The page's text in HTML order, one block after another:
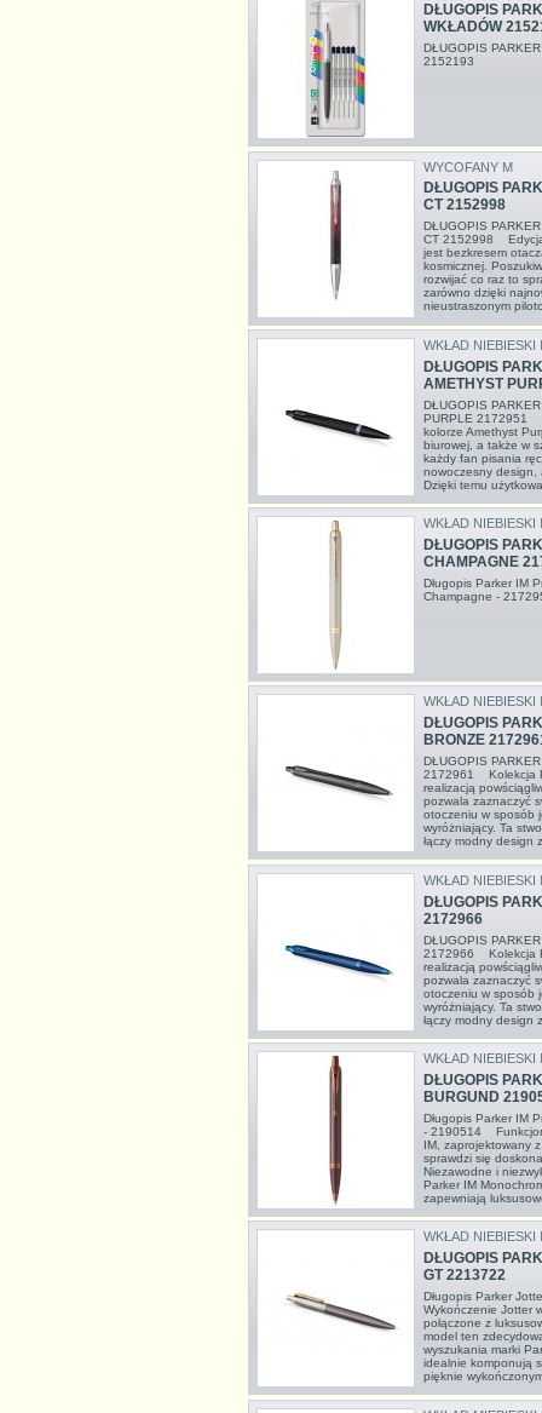
DŁUGOPIS
WKŁADÓW
DŁUGOPIS
2152193
WYCOFANY M
DŁUGOPIS
CT 2152998
DŁUGOPIS
CT 2152998
jest bezkresem
kosmicznej.
rozwijać co raz to
zarówno dzięki
nieustraszonym
WKŁAD NIEBIESKI
DŁUGOPIS
AMETHYST
DŁUGOPIS
PURPLE 2172951
kolorze Amethyst
biurowej, a także w
każdy fan pisania
nowoczesny design,
Dzięki temu
WKŁAD NIEBIESKI
DŁUGOPIS
CHAMPAGNE
Długopis Parker IM
Champagne -
WKŁAD NIEBIESKI
DŁUGOPIS
BRONZE
DŁUGOPIS
2172961 Kolekcja
realizacją
pozwala zaznaczyć
otoczeniu w sposób
wyróżniający. Ta
łączy modny design
WKŁAD NIEBIESKI
DŁUGOPIS
2172966
DŁUGOPIS
2172966 Kolekcja
realizacją
pozwala zaznaczyć
otoczeniu w sposób
wyróżniający. Ta
łączy modny design
WKŁAD NIEBIESKI
DŁUGOPIS
BURGUND
Długopis Parker IM
- 2190514
IM, zaprojektowany
sprawdzi się
Niezawodne i
Parker IM
zapewniają
WKŁAD NIEBIESKI
DŁUGOPIS
GT 2213722
Długopis Parker
Wykończenie Jotter
połączone z
model ten
wyszukania marki
idealnie komponują
pięknie